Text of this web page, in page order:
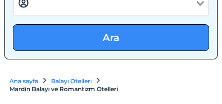
Ara
Ana sayfa
Balayı Otelleri
Mardin Balayı ve Romantizm Otelleri